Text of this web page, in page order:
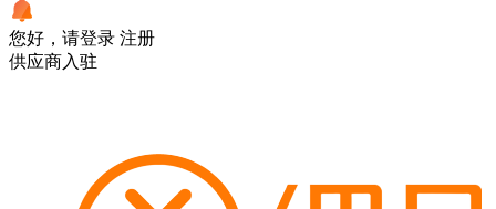
您好，请登录 注册
供应商入驻